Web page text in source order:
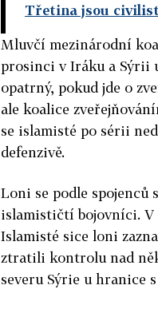
Třetina jsou
Mluvčí mezinárodní
prosinci v Iráku a Sýrii
opatrný, pokud jde o
ale koalice
se islamisté po sérii
defenzivě.
Loni se podle
islamističtí bojovníci. V
Islamisté sice loni
ztratili kontrolu nad
severu Sýrie u hranice